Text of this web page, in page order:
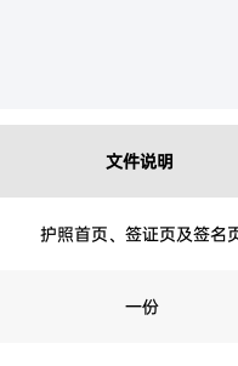
文件说明
护照首页、签证页及签名
一份